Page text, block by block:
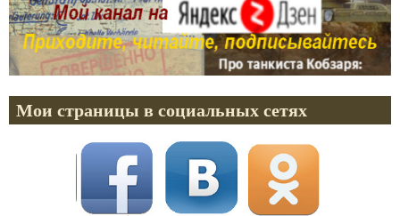
Мои страницы в социальных сетях